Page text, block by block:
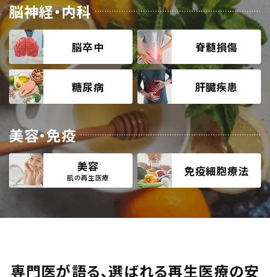
脳神経・内科
脳卒中 脊髄損傷
糖尿病 肝臓疾患
美容・免疫
美容
肌の再生医療 免疫細胞療法
専門医が語る、選ばれる再生医療の安